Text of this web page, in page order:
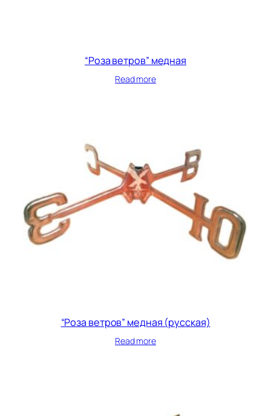
“Роза ветров” медная
Read more
“Роза ветров” медная (русская)
Read more